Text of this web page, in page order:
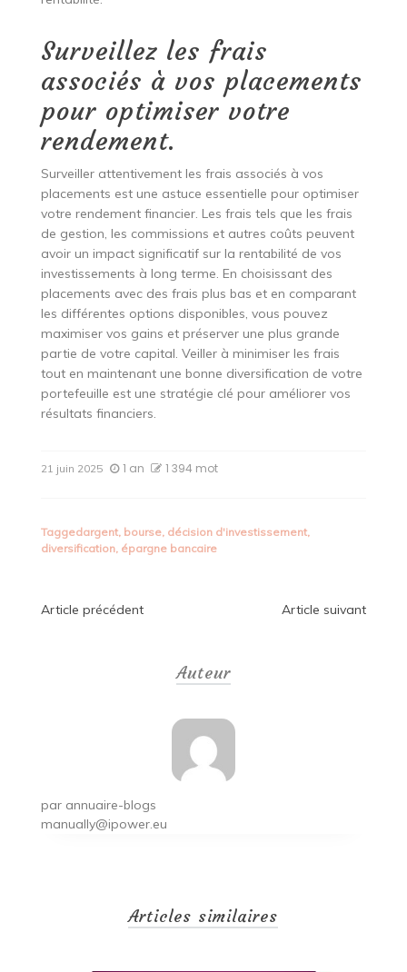
Surveillez les frais
associés à vos placements
pour optimiser votre
rendement.
Surveiller attentivement les frais associés à vos
placements est une astuce essentielle pour optimiser
votre rendement financier. Les frais tels que les frais
de gestion, les commissions et autres coûts peuvent
avoir un impact significatif sur la rentabilité de vos
investissements à long terme. En choisissant des
placements avec des frais plus bas et en comparant
les différentes options disponibles, vous pouvez
maximiser vos gains et préserver une plus grande
partie de votre capital. Veiller à minimiser les frais
tout en maintenant une bonne diversification de votre
portefeuille est une stratégie clé pour améliorer vos
résultats financiers.
21 juin 2025 1 an 1 394 mot
Taggedargent, bourse, décision d'investissement,
diversification, épargne bancaire
Navigation
Article précédent Article suivant
Auteur
par annuaire-blogs
manually@ipower.eu
Articles similaires